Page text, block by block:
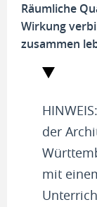
Räumliche
Wirkung
zusammen
der
mit